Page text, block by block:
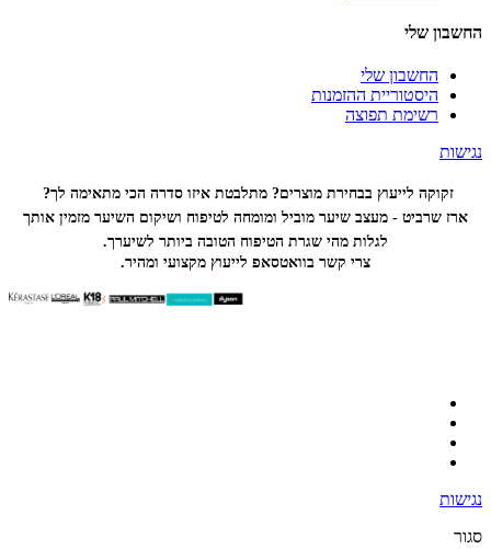
החשבון שלי
החשבון שלי
היסטוריית ההזמנות
רשימת תפוצה
נגישות
זקוקה לייעוץ בבחירת מוצרים? מתלבטת איזו סדרה הכימתאימה לך?
ארז שרביט - מעצב שיער מוביל ומומחה לטיפוח ושיקום השיער מזמין אותך
לגלות מהי שגרת הטיפוח הטובה ביותר לשיערך.
צרי קשר בוואטסאפ לייעוץ מקצועי ומהיר.
נגישות
סגור